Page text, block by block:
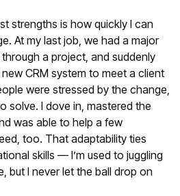
strengths is how quickly I can
At my last job, we had a major
a project, and suddenly
CRM system to meet a client
were stressed by the change,
solve. I dove in, mastered the
was able to help a few
too. That adaptability ties
skills — I’m used to juggling
but I never let the ball drop on